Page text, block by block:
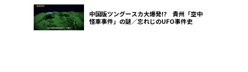
中国版ツングースカ大爆発!? 貴州「空中
怪車事件」の謎／忘れじのUFO事件史